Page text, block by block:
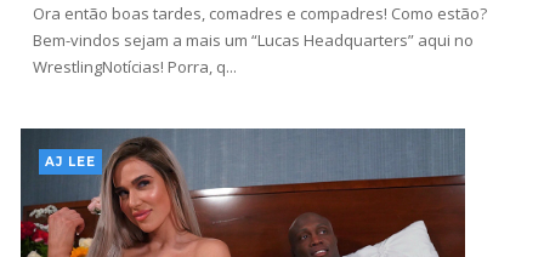
WWE: Jacy Jayne vê as Fatal Influence como a
versão feminina dos The Shield
AEW: AEW anuncia data e local do
WrestleDream
SCSA867-Aug 04 2026
Ora então boas tardes, comadres e compadres! Como estão?
Bem-vindos sejam a mais um “Lucas Headquarters” aqui no
WrestlingNotícias! Porra, q...
AJ LEE